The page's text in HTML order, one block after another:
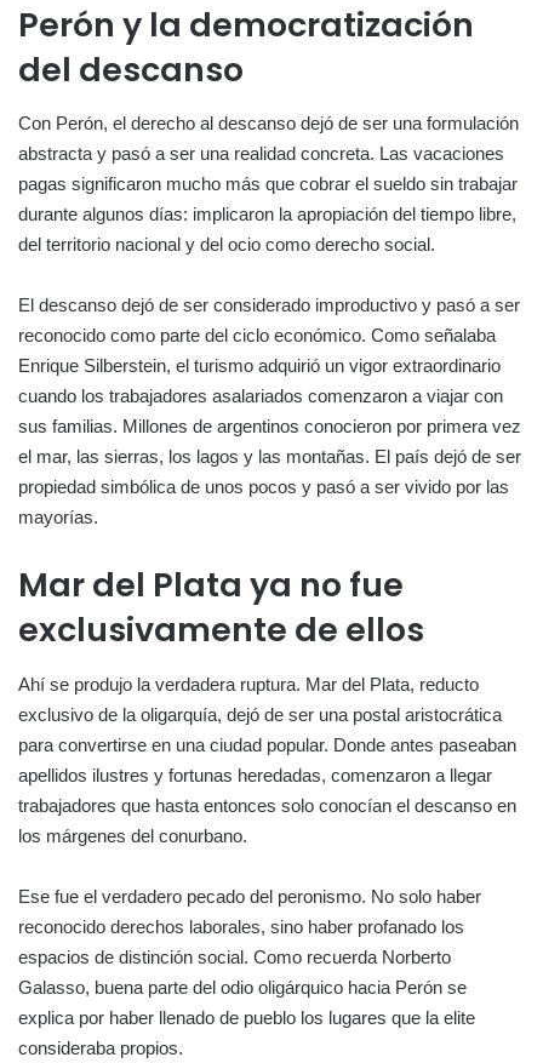
Perón y la democratización
del descanso
Con Perón, el derecho al descanso dejó de ser una formulación
abstracta y pasó a ser una realidad concreta. Las vacaciones
pagas significaron mucho más que cobrar el sueldo sin trabajar
durante algunos días: implicaron la apropiación del tiempo libre,
del territorio nacional y del ocio como derecho social.
El descanso dejó de ser considerado improductivo y pasó a ser
reconocido como parte del ciclo económico. Como señalaba
Enrique Silberstein, el turismo adquirió un vigor extraordinario
cuando los trabajadores asalariados comenzaron a viajar con
sus familias. Millones de argentinos conocieron por primera vez
el mar, las sierras, los lagos y las montañas. El país dejó de ser
propiedad simbólica de unos pocos y pasó a ser vivido por las
mayorías.
Mar del Plata ya no fue
exclusivamente de ellos
Ahí se produjo la verdadera ruptura. Mar del Plata, reducto
exclusivo de la oligarquía, dejó de ser una postal aristocrática
para convertirse en una ciudad popular. Donde antes paseaban
apellidos ilustres y fortunas heredadas, comenzaron a llegar
trabajadores que hasta entonces solo conocían el descanso en
los márgenes del conurbano.
Ese fue el verdadero pecado del peronismo. No solo haber
reconocido derechos laborales, sino haber profanado los
espacios de distinción social. Como recuerda Norberto
Galasso, buena parte del odio oligárquico hacia Perón se
explica por haber llenado de pueblo los lugares que la elite
consideraba propios.